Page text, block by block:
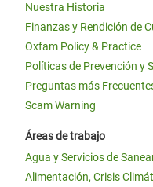
Nuestra Historia
Finanzas y Rendición de
Oxfam Policy & Practice
Políticas de Prevención y
Preguntas más
Scam Warning
Áreas de trabajo
Agua y Servicios de
Alimentación, Crisis